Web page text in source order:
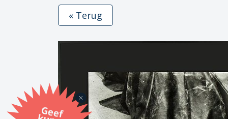
G
eef
u
n
st
a
d
o
m
et
e SB
K
u
n
stb
o
n
« Terug